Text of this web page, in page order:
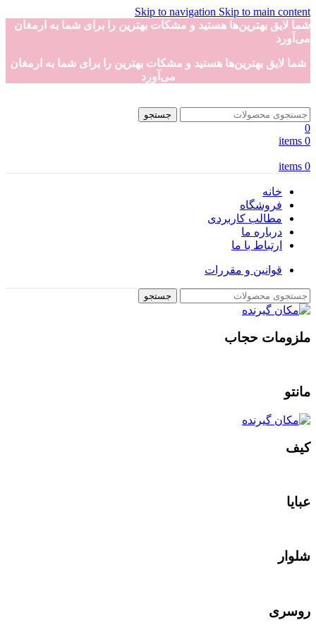
Skip to navigation Skip to main content
شما لایق بهترین‌ها هستید و مشکات بهترین را برای شما به ارمغان
می‌آورد
شما لایق بهترین‌ها هستید و مشکات بهترین را برای شما به ارمغان
می‌آورد
جستجو
0
0
items
0
items
خانه
فروشگاه
مطالب کاربردی
درباره ما
ارتباط با ما
قوانین و مقررات
جستجو
ملزومات حجاب
مانتو
کیف
عبایا
شلوار
روسری